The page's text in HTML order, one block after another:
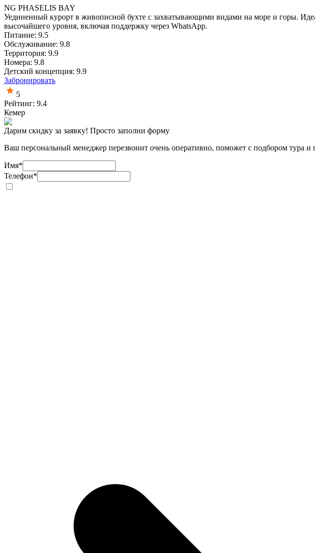
NG PHASELIS BAY
Уединенный курорт в живописной бухте с захватывающими видами на море и горы.
высочайшего уровня, включая поддержку через WhatsApp.
Питание: 9.5
Обслуживание: 9.8
Территория: 9.9
Номера: 9.8
Детский концепция: 9.9
Забронировать
5
Рейтинг: 9.4
Кемер
Дарим скидку за заявку! Просто заполни форму
Ваш персональный менеджер перезвонит очень оперативно, поможет с подбором тура и
Имя*
Телефон*